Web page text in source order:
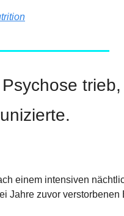
einem intensiven
Jahre zuvor verstorbenen